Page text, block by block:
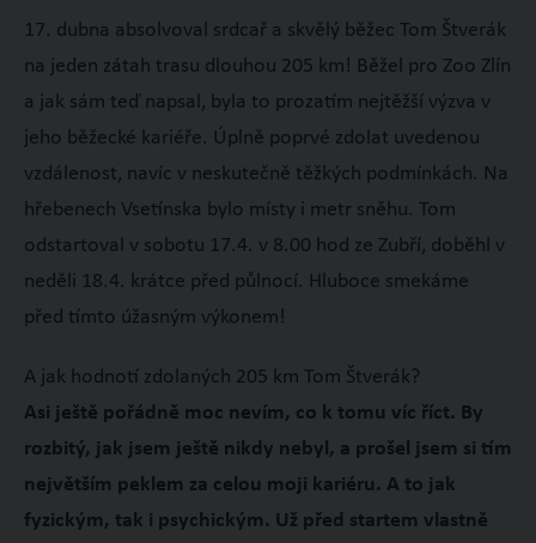
17. dubna absolvoval srdcař a skvělý běžec Tom Štverák
na jeden zátah trasu dlouhou 205 km! Běžel pro Zoo Zlín
a jak sám teď napsal, byla to prozatím nejtěžší výzva v
jeho běžecké kariéře. Úplně poprvé zdolat uvedenou
vzdálenost, navíc v neskutečně těžkých podmínkách. Na
hřebenech Vsetínska bylo místy i metr sněhu. Tom
odstartoval v sobotu 17.4. v 8.00 hod ze Zubří, doběhl v
neděli 18.4. krátce před půlnocí. Hluboce smekáme
před tímto úžasným výkonem!
A jak hodnotí zdolaných 205 km Tom Štverák?
Asi ještě pořádně moc nevím, co k tomu víc říct. By
rozbitý, jak jsem ještě nikdy nebyl, a prošel jsem si tím
největším peklem za celou moji kariéru. A to jak
fyzickým, tak i psychickým. Už před startem vlastně